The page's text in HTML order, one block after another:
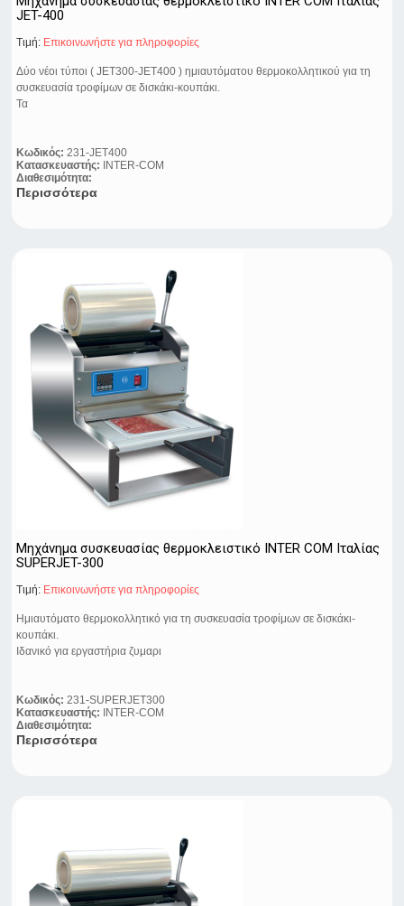
JET-400
Τιμή: Eπικοινωνήστε για πληροφορίες
Δύο νέοι τύποι ( JET300-JET400 ) ημιαυτόματου θερμοκολλητικού για τη
συσκευασία τροφίμων σε δισκάκι-κουπάκι.
Τα
Κωδικός: 231-JET400
Κατασκευαστής: INTER-COM
Διαθεσιμότητα:
Περισσότερα
Μηχάνημα συσκευασίας θερμοκλειστικό INTER COM Ιταλίας
SUPERJET-300
Τιμή: Eπικοινωνήστε για πληροφορίες
Ημιαυτόματο θερμοκολλητικό για τη συσκευασία τροφίμων σε δισκάκι-
κουπάκι.
Ιδανικό για εργαστήρια ζυμαρι
Κωδικός: 231-SUPERJET300
Κατασκευαστής: INTER-COM
Διαθεσιμότητα:
Περισσότερα